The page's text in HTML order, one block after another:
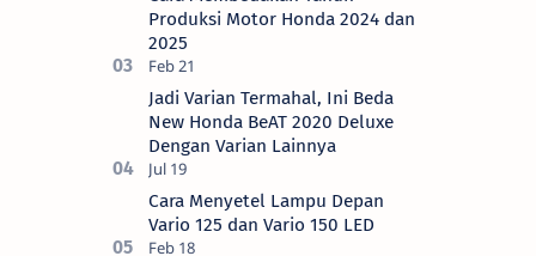
Motor (AH…
Produksi Motor Honda 2024 dan
2025
Jadi Varian Termahal, Ini Beda
New Honda BeAT 2020 Deluxe
Dengan Varian Lainnya
Cara Menyetel Lampu Depan
Vario 125 dan Vario 150 LED